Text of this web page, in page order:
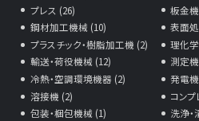
プレス (26)
板金
鋼材加工機械 (10)
表面
プラスチック・樹脂加工機 (2)
理化
輸送・荷役機械 (12)
測定
冷熱・空調環境機器 (2)
発電
溶接機 (2)
コン
包装・梱包機械 (1)
洗浄